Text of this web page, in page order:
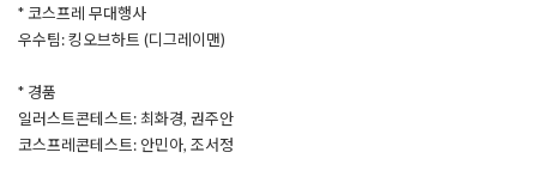
* 코스프레 무대행사
우수팀: 킹오브하트 (디그레이맨)
* 경품
일러스트콘테스트: 최화경, 권주안
코스프레콘테스트: 안민아, 조서정